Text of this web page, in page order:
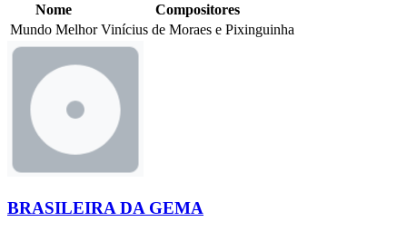
Nome
Compositores
Mundo Melhor Vinícius de Moraes e Pixinguinha
BRASILEIRA DA GEMA